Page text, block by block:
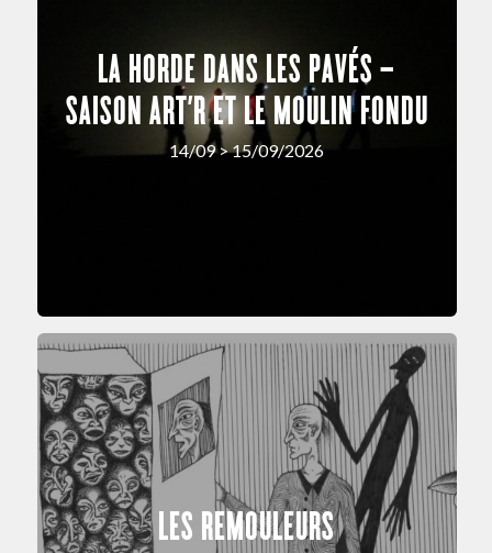
LA HORDE DANS LES PAVÉS –
SAISON ART’R ET LE MOULIN FONDU
14/09 > 15/09/2026
LES REMOULEURS